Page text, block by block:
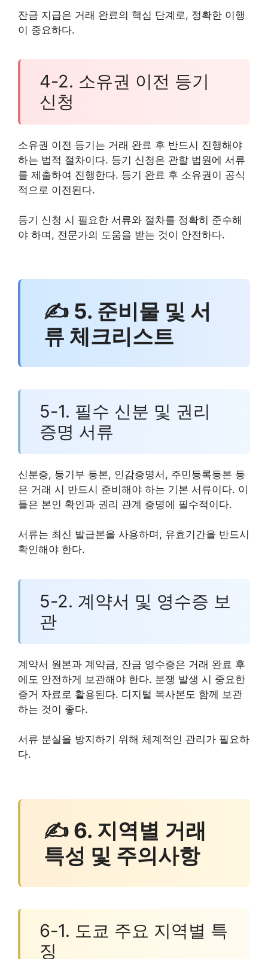
잔금 지급은 거래 완료의 핵심 단계로, 정확한 이행
이 중요하다.
4-2. 소유권 이전 등기
신청
소유권 이전 등기는 거래 완료 후 반드시 진행해야
하는 법적 절차이다. 등기 신청은 관할 법원에 서류
를 제출하여 진행한다. 등기 완료 후 소유권이 공식
적으로 이전된다.
등기 신청 시 필요한 서류와 절차를 정확히 준수해
야 하며, 전문가의 도움을 받는 것이 안전하다.
✍ 5. 준비물 및 서
류 체크리스트
5-1. 필수 신분 및 권리
증명 서류
신분증, 등기부 등본, 인감증명서, 주민등록등본 등
은 거래 시 반드시 준비해야 하는 기본 서류이다. 이
들은 본인 확인과 권리 관계 증명에 필수적이다.
서류는 최신 발급본을 사용하며, 유효기간을 반드시
확인해야 한다.
5-2. 계약서 및 영수증 보
관
계약서 원본과 계약금, 잔금 영수증은 거래 완료 후
에도 안전하게 보관해야 한다. 분쟁 발생 시 중요한
증거 자료로 활용된다. 디지털 복사본도 함께 보관
하는 것이 좋다.
서류 분실을 방지하기 위해 체계적인 관리가 필요하
다.
✍ 6. 지역별 거래
특성 및 주의사항
6-1. 도쿄 주요 지역별 특
징